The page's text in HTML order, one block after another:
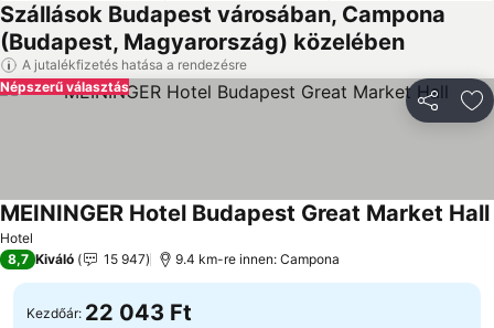
Szállások Budapest városában, Campona
(Budapest, Magyarország) közelében
A jutalékfizetés hatása a rendezésre
Népszerű választás
Hotel
MEININGER Hotel Budapest Great Market Hall
8,7 Kiváló 15 947 9.4 km-re innen: Campona
Kezdőár: 22 043 Ft